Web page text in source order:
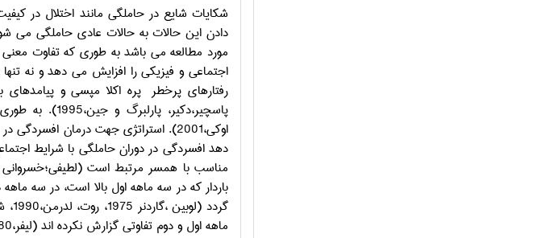
شكايات شايع در حاملگي مانند اختلال در
دادن اين حالات به حالات عادي حاملگي مي
مورد مطالعه مي باشد به طوري كه تفاوت
رفتارهاي پرخطر پره اكلا مپسي و
اوکی،2001). استراتژي جهت درمان افسردگي در دوران حاملگي
دهد افسردگي در دوران حاملگي با شرايط
باردار كه در سه ماهه اول بالا است، در سه
ماهه اول و دوم تفاوتي گزارش نكرده اند (ليفر،1980، روف، بلايتنر و لوين،1993).